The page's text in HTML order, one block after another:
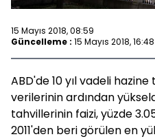
15 Mayıs 2018, 08:59
Güncelleme : 15 Mayıs 2018, 16:48
ABD'de 10 yıl vadeli
verilerinin ardından
tahvillerinin faizi, yüzde
2011'den beri görülen en